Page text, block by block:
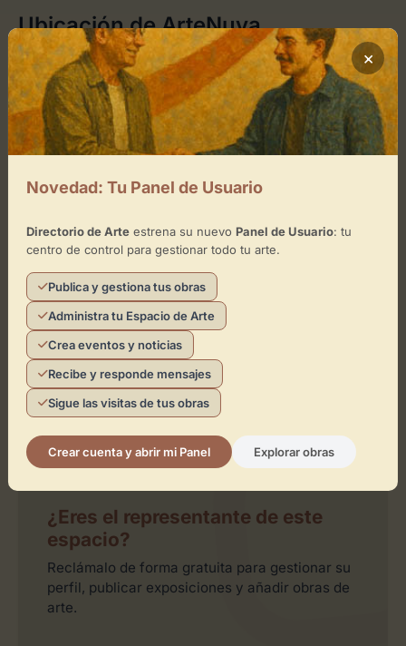
Ubicación de ArteNuva
Cómo llegar
×
+
−
Leaflet| ©OpenStreetMapcontributors
Toca el mapa para interactuar
Activar Mapa
¿Eres el representante de este
espacio?
Reclámalo de forma gratuita para gestionar su
perfil, publicar exposiciones y añadir obras de
arte.
×
Novedad: Tu Panel de Usuario
Directorio de Arteestrena su nuevo Panel de Usuario: tu
centro de control para gestionar todo tu arte.
Publica y gestiona tus obras
Administra tu Espacio de Arte
Crea eventos y noticias
Recibe y responde mensajes
Sigue las visitas de tus obras
Crear cuenta y abrir mi Panel Explorar obras